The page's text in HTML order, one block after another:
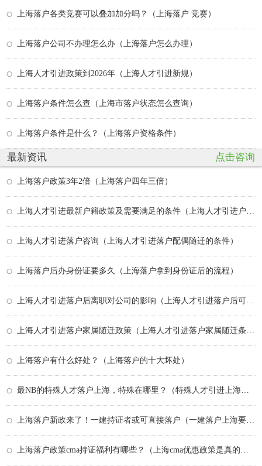
上海落户各类竞赛可以叠加加分吗？（上海落户 竞赛）
上海落户公司不办理怎么办（上海落户怎么办理）
上海人才引进政策到2026年（上海人才引进新规）
上海落户条件怎么查（上海市落户状态怎么查询）
上海落户条件是什么？（上海落户资格条件）
最新资讯 点击咨询
上海落户政策3年2倍（上海落户四年三倍）
上海人才引进落户咨询（上海人才引进落户配偶随迁的条件）
上海落户后办身份证要多久（上海落户拿到身份证后的流程）
上海落户有什么好处？（上海落户的十大坏处）